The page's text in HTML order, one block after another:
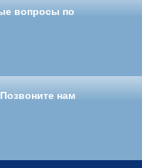
вопросы по
нам